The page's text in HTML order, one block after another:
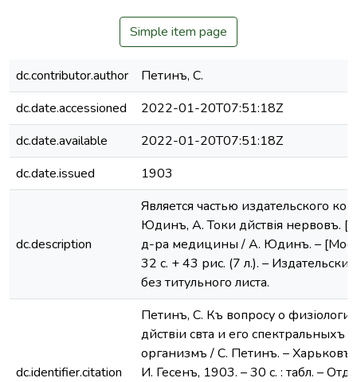
Simple item page
dc.contributor.author
Петинъ, С.
dc.date.accessioned
2022-01-20T07:51:18Z
dc.date.available
2022-01-20T07:51:18Z
dc.date.issued
1903
dc.description
Является частью издательского
Юдинъ, А. Токи дѣйствія нервовъ.
д-ра медицины / А. Юдинъ. –
32 с. + 43 рис. (7 л.). –
без титульного листа.
dc.identifier.citation
Петинъ, С. Къ вопросу о
дѣйствіи свѣта и его спектральныхъ
организмъ / С. Петинъ. – Харьковъ
И. Гесенъ, 1903. – 30 с. : табл. – Отд.